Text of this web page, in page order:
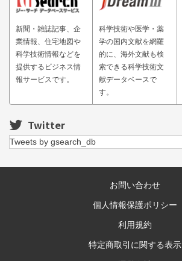
新聞・雑誌記事、企
業情報、住宅地図や
科学技術情報などを
提供するビジネス情
報サービスです。
科学技術や医学・薬
学の国内文献を網羅
的に、海外文献も検
索できる科学技術文
献データベースで
す。
Twitter
Tweets by gsearch_db
お問い合わせ
個人情報保護ポリシー
利用規約
特定商取引に関する表示